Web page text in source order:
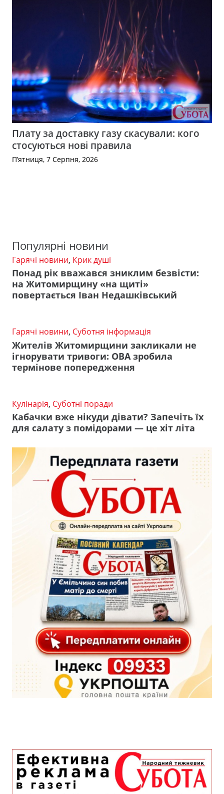
Плату за доставку газу скасували: кого
стосуються нові правила
П’ятниця, 7 Серпня, 2026
Популярні новини
Гарячі новини, Крик душі
Понад рік вважався зниклим безвісти:
на Житомирщину «на щиті»
повертається Іван Недашківський
Гарячі новини, Суботня інформація
Жителів Житомирщини закликали не
ігнорувати тривоги: ОВА зробила
термінове попередження
Кулінарія, Суботні поради
Кабачки вже нікуди дівати? Запечіть їх
для салату з помідорами — це хіт літа